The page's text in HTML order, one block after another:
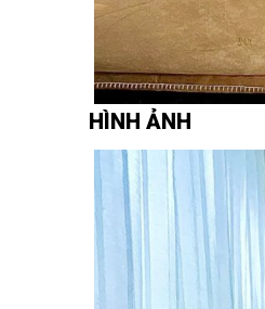
HÌNH ẢNH